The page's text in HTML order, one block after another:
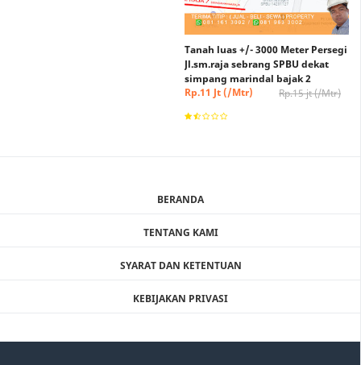
Tanah luas +/- 3000 Meter Persegi
Jl.sm.raja sebrang SPBU dekat
simpang marindal bajak 2
Rp.15 jt (/Mtr)
Rp.11 Jt (/Mtr)
BERANDA
TENTANG KAMI
SYARAT DAN KETENTUAN
KEBIJAKAN PRIVASI